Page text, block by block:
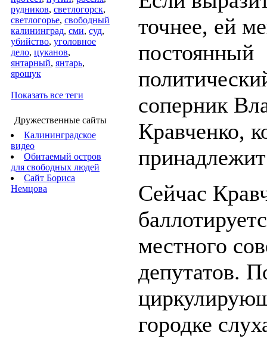
рудников, светлогорск,
светлогорье, свободный
калининград, сми, суд,
убийство, уголовное
дело, цуканов,
янтарный, янтарь,
ярошук
Показать все теги
Дружественные сайты
Калининградское
видео
Обитаемый остров
для свободных людей
Сайт Бориса
Немцова
точнее, ей
постоянный
соперник
Кравченко,
Сейчас
местного
депутатов.
городке